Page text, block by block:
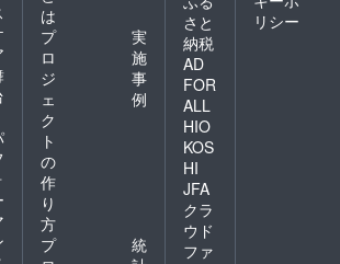
は
プ
ロ
ジ
ェ
ク
ト
の
作
り
方
実
施
事
例
プ
統
さと
納税
AD
FOR
ALL
HIO
KOS
HI
JFA
クラ
ウド
ファ
リシー